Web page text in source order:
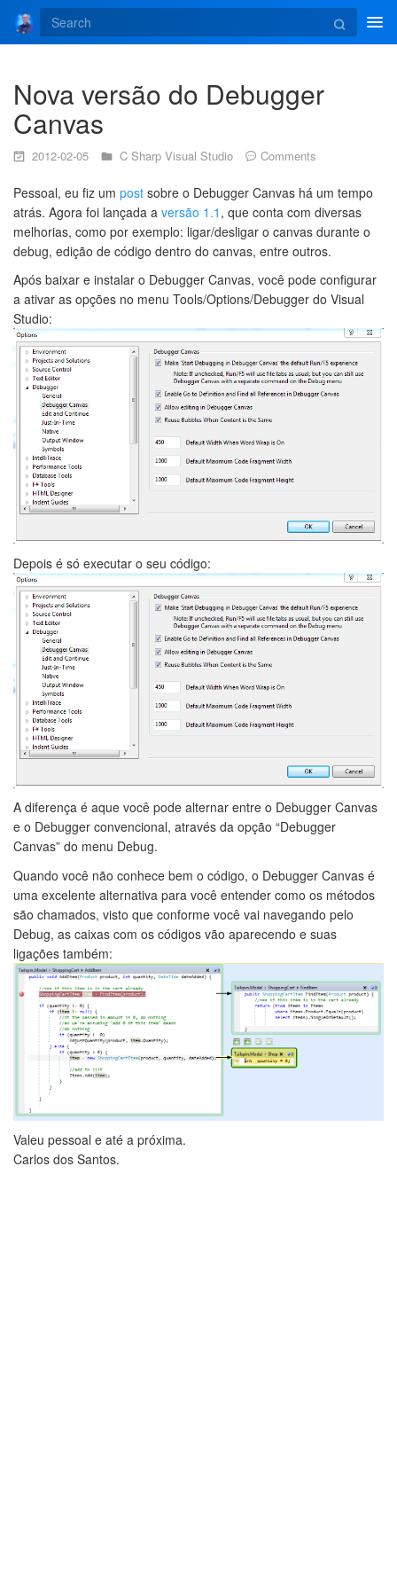
Nova versão do Debugger
Canvas
2012-02-05 C Sharp Visual Studio Comments
Pessoal, eu fiz um post sobre o Debugger Canvas há um tempo
atrás. Agora foi lançada a versão 1.1 , que conta com diversas
melhorias, como por exemplo: ligar/desligar o canvas durante o
debug, edição de código dentro do canvas, entre outros.
Após baixar e instalar o Debugger Canvas, você pode configurar
a ativar as opções no menu Tools/Options/Debugger do Visual
Studio:
Depois é só executar o seu código:
A diferença é aque você pode alternar entre o Debugger Canvas
e o Debugger convencional, através da opção “Debugger
Canvas” do menu Debug.
Quando você não conhece bem o código, o Debugger Canvas é
uma excelente alternativa para você entender como os métodos
são chamados, visto que conforme você vai navegando pelo
Debug, as caixas com os códigos vão aparecendo e suas
ligações também:
Valeu pessoal e até a próxima.
Carlos dos Santos.